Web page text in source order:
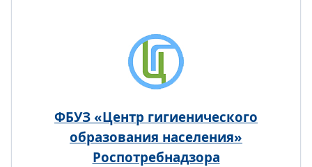
ФБУЗ «Центр гигиенического
образования населения»
Роспотребнадзора